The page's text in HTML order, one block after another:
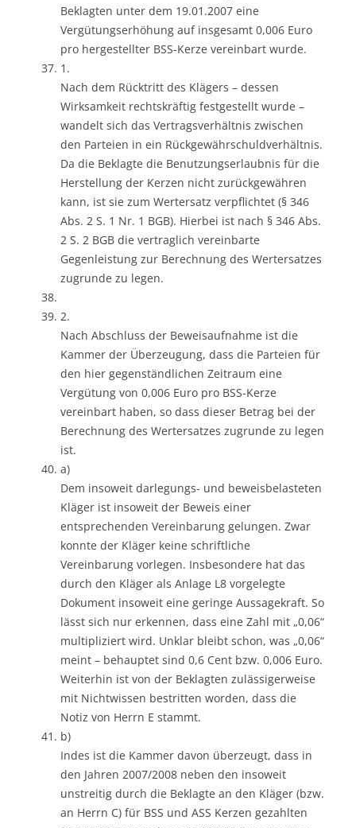
Beklagten unter dem 19.01.2007 eine
Vergütungserhöhung auf insgesamt 0,006 Euro
pro hergestellter BSS-Kerze vereinbart wurde.
1.
Nach dem Rücktritt des Klägers – dessen
Wirksamkeit rechtskräftig festgestellt wurde –
wandelt sich das Vertragsverhältnis zwischen
den Parteien in ein Rückgewährschuldverhältnis.
Da die Beklagte die Benutzungserlaubnis für die
Herstellung der Kerzen nicht zurückgewähren
kann, ist sie zum Wertersatz verpflichtet (§ 346
Abs. 2 S. 1 Nr. 1 BGB). Hierbei ist nach § 346 Abs.
2 S. 2 BGB die vertraglich vereinbarte
Gegenleistung zur Berechnung des Wertersatzes
zugrunde zu legen.
2.
Nach Abschluss der Beweisaufnahme ist die
Kammer der Überzeugung, dass die Parteien für
den hier gegenständlichen Zeitraum eine
Vergütung von 0,006 Euro pro BSS-Kerze
vereinbart haben, so dass dieser Betrag bei der
Berechnung des Wertersatzes zugrunde zu legen
ist.
a)
Dem insoweit darlegungs- und beweisbelasteten
Kläger ist insoweit der Beweis einer
entsprechenden Vereinbarung gelungen. Zwar
konnte der Kläger keine schriftliche
Vereinbarung vorlegen. Insbesondere hat das
durch den Kläger als Anlage L8 vorgelegte
Dokument insoweit eine geringe Aussagekraft. So
lässt sich nur erkennen, dass eine Zahl mit „0,06“
multipliziert wird. Unklar bleibt schon, was „0,06“
meint – behauptet sind 0,6 Cent bzw. 0,006 Euro.
Weiterhin ist von der Beklagten zulässigerweise
mit Nichtwissen bestritten worden, dass die
Notiz von Herrn E stammt.
b)
Indes ist die Kammer davon überzeugt, dass in
den Jahren 2007/2008 neben den insoweit
unstreitig durch die Beklagte an den Kläger (bzw.
an Herrn C) für BSS und ASS Kerzen gezahlten